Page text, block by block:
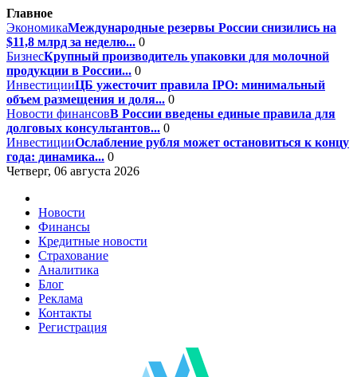
Главное
ЭкономикаМеждународные резервы России снизились на
$11,8 млрд за неделю... 0
БизнесКрупный производитель упаковки для молочной
продукции в России... 0
ИнвестицииЦБ ужесточит правила IPO: минимальный
объем размещения и доля... 0
Новости финансовВ России введены единые правила для
долговых консультантов... 0
ИнвестицииОслабление рубля может остановиться к концу
года: динамика... 0
Четверг, 06 августа 2026
Новости
Финансы
Кредитные новости
Страхование
Аналитика
Блог
Реклама
Контакты
Регистрация